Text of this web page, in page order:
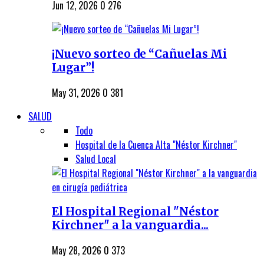
Jun 12, 2026 0 276
¡Nuevo sorteo de “Cañuelas Mi
Lugar”!
May 31, 2026 0 381
SALUD
Todo
Hospital de la Cuenca Alta "Néstor Kirchner"
Salud Local
El Hospital Regional "Néstor
Kirchner" a la vanguardia...
May 28, 2026 0 373